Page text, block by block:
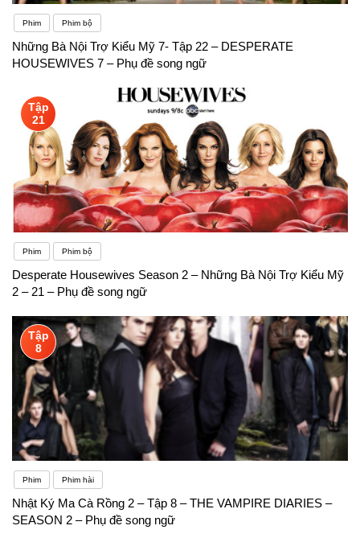
Phim Phim bộ
Những Bà Nội Trợ Kiểu Mỹ 7- Tập 22 – DESPERATE
HOUSEWIVES 7 – Phụ đề song ngữ
Tập
21
Phim Phim bộ
Desperate Housewives Season 2 – Những Bà Nội Trợ Kiểu Mỹ
2 – 21 – Phụ đề song ngữ
Tập
8
Phim Phim hài
Nhật Ký Ma Cà Rồng 2 – Tập 8 – THE VAMPIRE DIARIES –
SEASON 2 – Phụ đề song ngữ